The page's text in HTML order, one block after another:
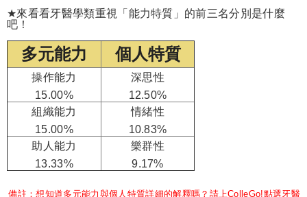
★來看看牙醫學類重視「能力特質」的前三名分別是什麼
吧！
多元能力 個人特質
操作能力
15.00%
深思性
12.50%
組織能力
15.00%
情緒性
10.83%
助人能力
13.33%
樂群性
9.17%
備註：想知道多元能力與個人特質詳細的解釋嗎？請上ColleGo!點選牙醫